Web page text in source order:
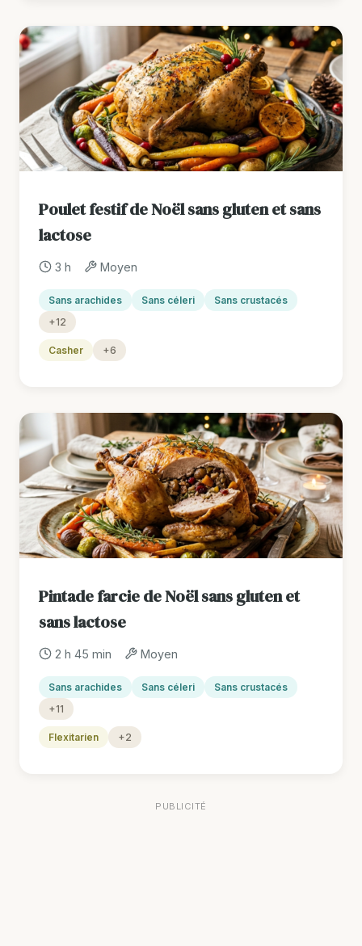
Poulet festif de Noël sans gluten et sans
lactose
3 h Moyen
Sans arachides Sans céleri
Sans crustacés
+12
Casher +6
Pintade farcie de Noël sans gluten et
sans lactose
2 h 45 min Moyen
Sans arachides Sans céleri
Sans crustacés
+11
Flexitarien +2
PUBLICITÉ